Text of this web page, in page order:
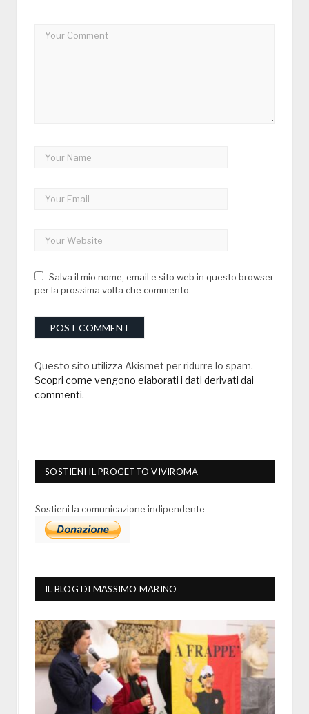
Salva il mio nome, email e sito web in questo browser
per la prossima volta che commento.
Questo sito utilizza Akismet per ridurre lo spam.
Scopri come vengono elaborati i dati derivati dai
commenti.
SOSTIENI IL PROGETTO VIVIROMA
Sostieni la comunicazione indipendente
IL BLOG DI MASSIMO MARINO